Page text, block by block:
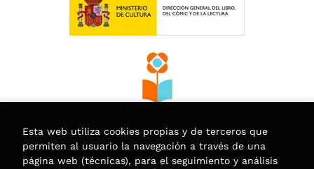
Esta web utiliza cookies propias y de terceros que
permiten al usuario la navegación a través de una
página web (técnicas), para el seguimiento y análisis